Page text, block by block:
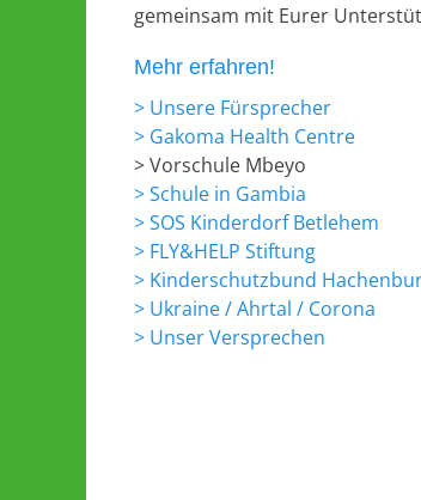
gemeinsam mit Eurer
Mehr erfahren!
> Unsere Fürsprecher
> Gakoma Health Centre
> Vorschule Mbeyo
> Schule in Gambia
> SOS Kinderdorf Betlehem
> FLY&HELP Stiftung
> Kinderschutzbund
> Ukraine / Ahrtal / Corona
> Unser Versprechen